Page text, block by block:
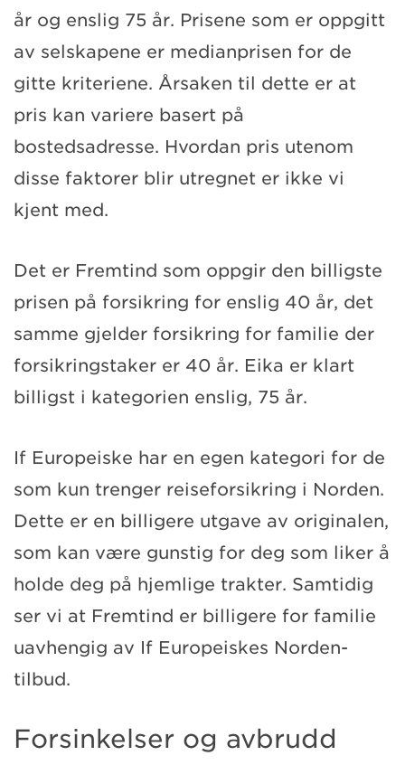
år og enslig 75 år. Prisene som er oppgitt
av selskapene er medianprisen for de
gitte kriteriene. Årsaken til dette er at
pris kan variere basert på
bostedsadresse. Hvordan pris utenom
disse faktorer blir utregnet er ikke vi
kjent med.
Det er Fremtind som oppgir den billigste
prisen på forsikring for enslig 40 år, det
samme gjelder forsikring for familie der
forsikringstaker er 40 år. Eika er klart
billigst i kategorien enslig, 75 år.
If Europeiske har en egen kategori for de
som kun trenger reiseforsikring i Norden.
Dette er en billigere utgave av originalen,
som kan være gunstig for deg som liker å
holde deg på hjemlige trakter. Samtidig
ser vi at Fremtind er billigere for familie
uavhengig av If Europeiskes Norden-
tilbud.
Forsinkelser og avbrudd